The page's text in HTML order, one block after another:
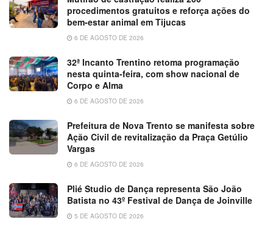
procedimentos gratuitos e reforça ações do
bem-estar animal em Tijucas
6 DE AGOSTO DE 2026
32ª Incanto Trentino retoma programação
nesta quinta-feira, com show nacional de
Corpo e Alma
6 DE AGOSTO DE 2026
Prefeitura de Nova Trento se manifesta sobre
Ação Civil de revitalização da Praça Getúlio
Vargas
6 DE AGOSTO DE 2026
Plié Studio de Dança representa São João
Batista no 43º Festival de Dança de Joinville
5 DE AGOSTO DE 2026